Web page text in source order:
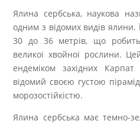
Ялина сербська, наукова
одним з відомих видів ялини.
30 до 36 метрів, що
великої хвойної рослини.
ендеміком західних
відомий своєю густою
морозостійкістю.
Ялина сербська має темно-